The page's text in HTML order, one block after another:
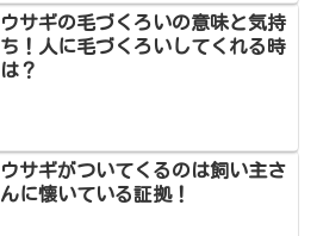
ウサギの毛づくろいの意味と気持
ち！人に毛づくろいしてくれる時
は？
ウサギがついてくるのは飼い主さ
んに懐いている証拠！